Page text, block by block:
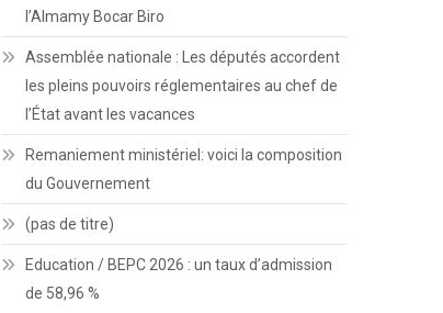
l’Almamy Bocar Biro
Assemblée nationale : Les députés accordent
les pleins pouvoirs réglementaires au chef de
l’État avant les vacances
Remaniement ministériel: voici la composition
du Gouvernement
(pas de titre)
Education / BEPC 2026 : un taux d’admission
de 58,96 %